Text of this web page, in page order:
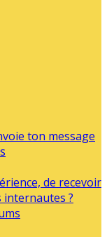
ton message
de recevoir
internautes ?